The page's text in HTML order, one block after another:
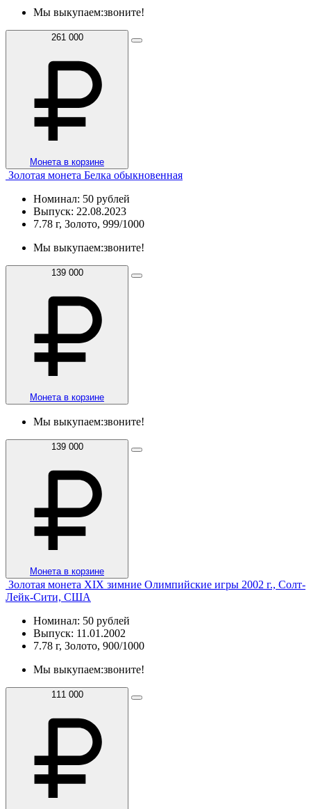
Мы выкупаем:звоните!
261 000
Монета в корзине
Золотая монета Белка обыкновенная
Номинал: 50 рублей
Выпуск: 22.08.2023
7.78 г, Золото, 999/1000
Мы выкупаем:звоните!
139 000
Монета в корзине
Мы выкупаем:звоните!
139 000
Монета в корзине
Золотая монета XIX зимние Олимпийские игры 2002 г., Солт-
Лейк-Сити, США
Номинал: 50 рублей
Выпуск: 11.01.2002
7.78 г, Золото, 900/1000
Мы выкупаем:звоните!
111 000